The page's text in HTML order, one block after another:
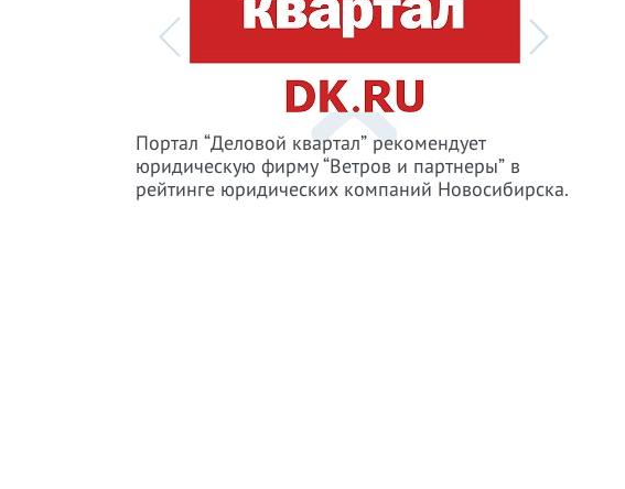
включило
в так
Портал “Деловой квартал” рекомендует
юридическую фирму “Ветров и партнеры” в
рейтинге юридических компаний Новосибирска.